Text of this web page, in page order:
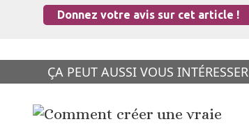
Donnez votre avis sur cet article !
ÇA PEUT AUSSI VOUS INTÉRESSER